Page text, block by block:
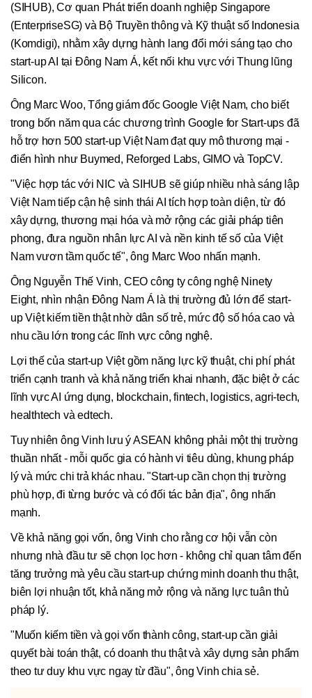
(SIHUB), Cơ quan Phát triển doanh nghiệp Singapore
(EnterpriseSG) và Bộ Truyền thông và Kỹ thuật số Indonesia
(Komdigi), nhằm xây dựng hành lang đổi mới sáng tạo cho
start-up AI tại Đông Nam Á, kết nối khu vực với Thung lũng
Silicon.
Ông Marc Woo, Tổng giám đốc Google Việt Nam, cho biết
trong bốn năm qua các chương trình Google for Start-ups đã
hỗ trợ hơn 500 start-up Việt Nam đạt quy mô thương mại -
điển hình như Buymed, Reforged Labs, GIMO và TopCV.
"Việc hợp tác với NIC và SIHUB sẽ giúp nhiều nhà sáng lập
Việt Nam tiếp cận hệ sinh thái AI tích hợp toàn diện, từ đó
xây dựng, thương mại hóa và mở rộng các giải pháp tiên
phong, đưa nguồn nhân lực AI và nền kinh tế số của Việt
Nam vươn tầm quốc tế", ông Marc Woo nhấn mạnh.
Ông Nguyễn Thế Vinh, CEO công ty công nghệ Ninety
Eight, nhìn nhận Đông Nam Á là thị trường đủ lớn để start-
up Việt kiếm tiền thật nhờ dân số trẻ, mức độ số hóa cao và
nhu cầu lớn trong các lĩnh vực công nghệ.
Lợi thế của start-up Việt gồm năng lực kỹ thuật, chi phí phát
triển cạnh tranh và khả năng triển khai nhanh, đặc biệt ở các
lĩnh vực AI ứng dụng, blockchain, fintech, logistics, agri-tech,
healthtech và edtech.
Tuy nhiên ông Vinh lưu ý ASEAN không phải một thị trường
thuần nhất - mỗi quốc gia có hành vi tiêu dùng, khung pháp
lý và mức chi trả khác nhau. "Start-up cần chọn thị trường
phù hợp, đi từng bước và có đối tác bản địa", ông nhấn
mạnh.
Về khả năng gọi vốn, ông Vinh cho rằng cơ hội vẫn còn
nhưng nhà đầu tư sẽ chọn lọc hơn - không chỉ quan tâm đến
tăng trưởng mà yêu cầu start-up chứng minh doanh thu thật,
biên lợi nhuận tốt, khả năng mở rộng và năng lực tuân thủ
pháp lý.
"Muốn kiếm tiền và gọi vốn thành công, start-up cần giải
quyết bài toán thật, có doanh thu thật và xây dựng sản phẩm
theo tư duy khu vực ngay từ đầu", ông Vinh chia sẻ.